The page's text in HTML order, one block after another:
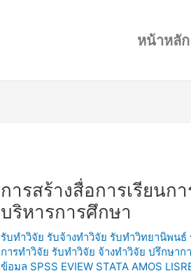
หน้าหลัก
การสร้างสื่อการเรียน
บริหารการศึกษา
รับทำวิจัย รับจ้างทำวิจัย รับทำวิทยานิพน
การทำวิจัย รับทำวิจัย จ้างทำวิจัย ปรึกษา
ข้อมูล SPSS EVIEW STATA AMOS